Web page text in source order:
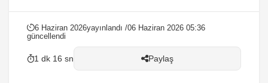
yaşadı. Toplumsal medya hesabından paylaşım yapan
Bekiroğlu, bu sefer yolda yürürken düşerek
sakatlandığını duyurdu....
6 Haziran 2026yayınlandı /06 Haziran 2026 05:36
güncellendi
1 dk 16 sn Paylaş